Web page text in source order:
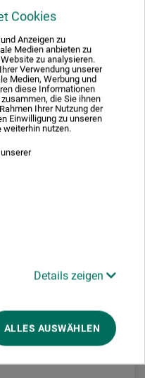
Cookies
Anzeigen zu
Medien anbieten zu
zu analysieren.
Verwendung unserer
Medien, Werbung und
diese Informationen
die Sie ihnen
Ihrer Nutzung der
Einwilligung zu unseren
weiterhin nutzen.
Details zeigen
ALLES AUSWÄHLEN
– grå, ru